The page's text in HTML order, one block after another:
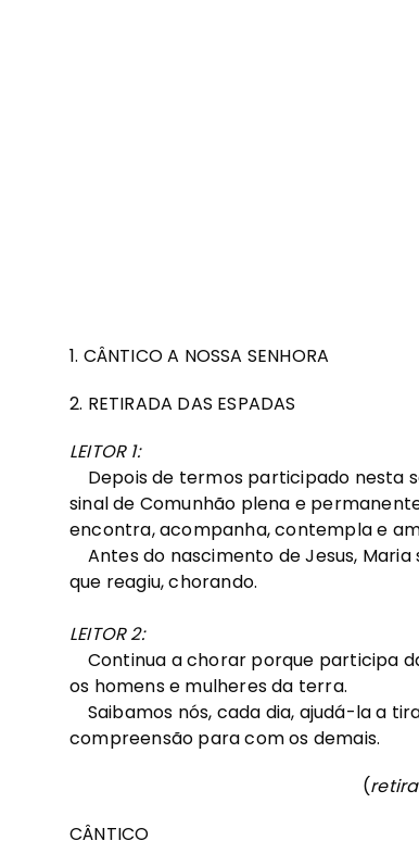
1. CÂNTICO A NOSSA SENHORA
2. RETIRADA DAS ESPADAS
LEITOR 1:
Depois de termos participado nesta
sinal de Comunhão plena e
encontra, acompanha, contempla e
Antes do nascimento de Jesus,
que reagiu, chorando.
LEITOR 2:
Continua a chorar porque participa
os homens e mulheres da terra.
Saibamos nós, cada dia, ajudá-la a
compreensão para com os demais.
(
CÂNTICO